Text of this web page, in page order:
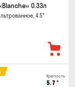
0.33л
4.5°
Крепость
5.7 °